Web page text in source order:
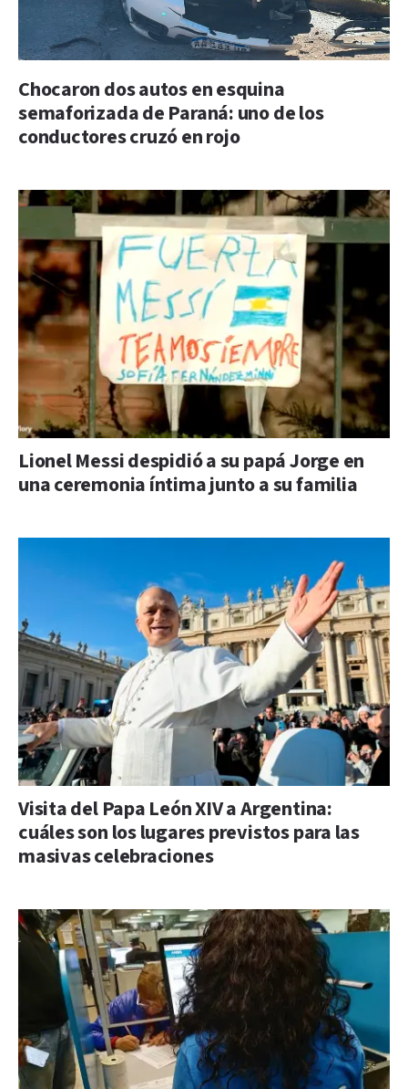
Chocaron dos autos en esquina
semaforizada de Paraná: uno de los
conductores cruzó en rojo
Lionel Messi despidió a su papá Jorge en
una ceremonia íntima junto a su familia
Visita del Papa León XIV a Argentina:
cuáles son los lugares previstos para las
masivas celebraciones